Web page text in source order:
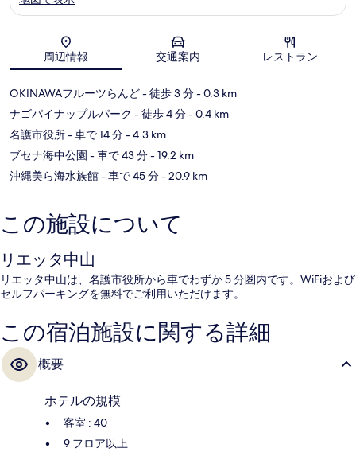
地図
周辺情報 交通案内 レストラン
OKINAWAフルーツらんど- 徒歩 3 分- 0.3 km
ナゴパイナップルパーク - 徒歩 4 分- 0.4 km
名護市役所- 車で 14 分- 4.3 km
ブセナ海中公園 - 車で 43 分- 19.2 km
沖縄美ら海水族館- 車で 45 分- 20.9 km
この施設について
リエッタ中山
リエッタ中山は、名護市役所から車でわずか 5 分圏内です。WiFiおよび
セルフパーキングを無料でご利用いただけます。
この宿泊施設に関する詳細
概要
ホテルの規模
客室 : 40
9 フロア以上